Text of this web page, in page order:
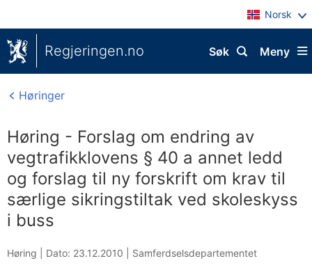
Norsk
Regjeringen.no Meny
Søk
Høringer
Høring - Forslag om endring av
vegtrafikklovens § 40 a annet ledd
og forslag til ny forskrift om krav til
særlige sikringstiltak ved skoleskyss
i buss
Høring | Dato: 23.12.2010 Samferdselsdepartementet